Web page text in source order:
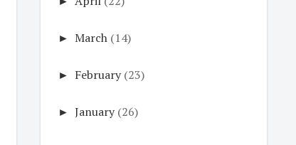
► March (14)
► February (23)
► January (26)